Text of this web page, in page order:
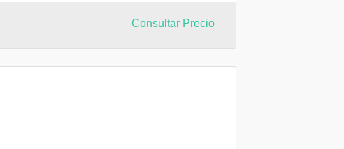
Consultar Precio